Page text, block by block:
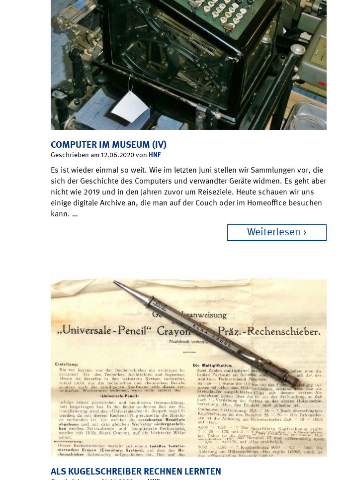
COMPUTER IM MUSEUM (IV)
Geschrieben am 12.06.2020 von HNF
Es ist wieder einmal so weit. Wie im letzten Juni stellen wir Sammlungen vor, die
sich der Geschichte des Computers und verwandter Geräte widmen. Es geht aber
nicht wie 2019 und in den Jahren zuvor um Reiseziele. Heute schauen wir uns
einige digitale Archive an, die man auf der Couch oder im Homeoffice besuchen
kann. …
Weiterlesen
ALS KUGELSCHREIBER RECHNEN LERNTEN